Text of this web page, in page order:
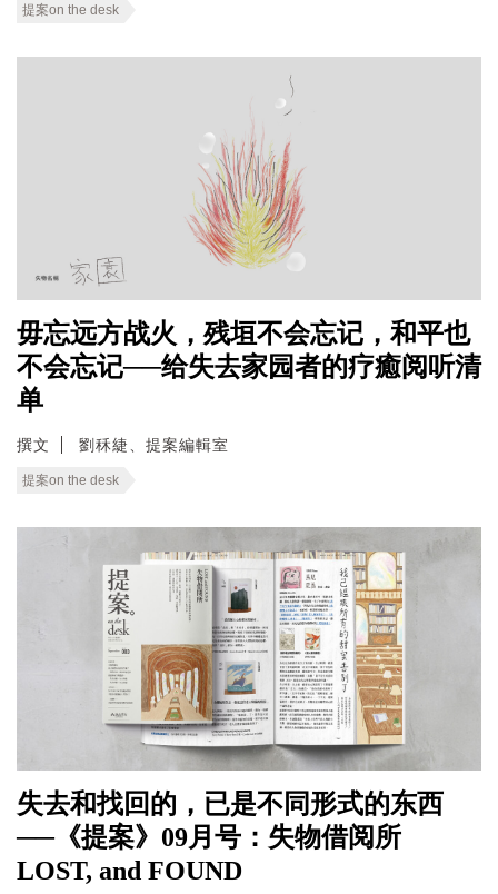
提案on the desk
毋忘远方战火，残垣不会忘记，和平也
不会忘记──给失去家园者的疗癒阅听清
单
撰文 劉秝緁、提案編輯室
提案on the desk
失去和找回的，已是不同形式的东西
──《提案》09月号：失物借阅所
LOST, and FOUND